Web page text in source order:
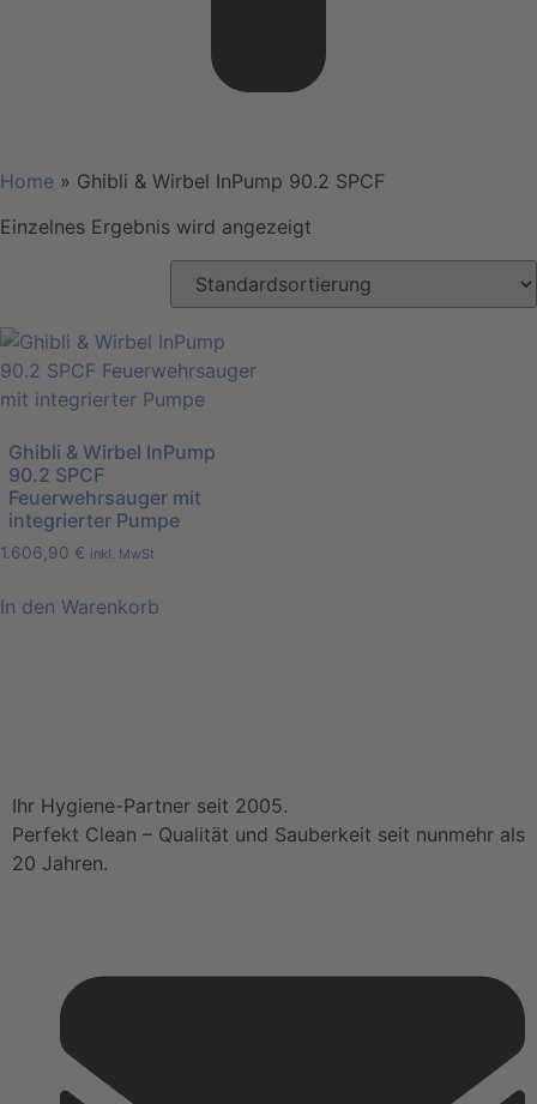
Home » Ghibli & Wirbel InPump 90.2 SPCF
Einzelnes Ergebnis wird angezeigt
Ghibli & Wirbel InPump
90.2 SPCF
Feuerwehrsauger mit
integrierter Pumpe
1.606,90 € inkl. MwSt
In den Warenkorb
Ihr Hygiene-Partner seit 2005.
Perfekt Clean – Qualität und Sauberkeit seit nunmehr als
20 Jahren.